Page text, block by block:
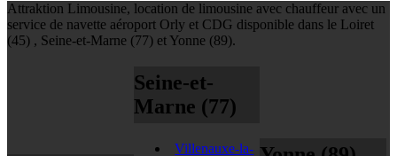
Attraktion Limousine, location de limousine avec chauffeur avec un
service de navette aéroport Orly et CDG disponible dans le Loiret
(45) , Seine-et-Marne (77) et Yonne (89).
Seine-et-
Marne (77)
Villenauxe-la-